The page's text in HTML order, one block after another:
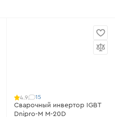
4.9 15
Сварочный инвертор IGBT
Dnipro-M M-20D